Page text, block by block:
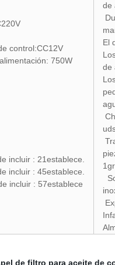
control:CC12V
750W
incluir : 21establece.
incluir : 45establece.
incluir : 57establece
de
El
de
de filtro para aceite de